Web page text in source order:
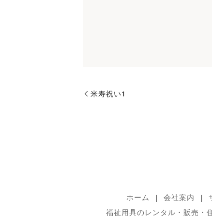
米寿祝い1
ホーム 会社案内
福祉用具のレンタル・販売・